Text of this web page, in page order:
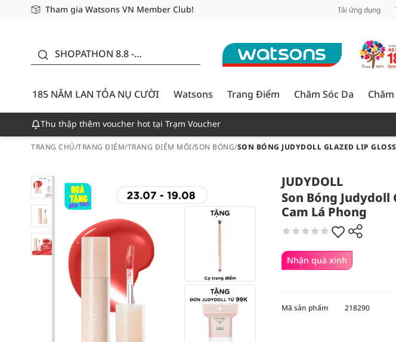
Tham gia Watsons VN Member Club!
Miễn phí giao hàng cho đơn hàng từ 249,000Đ
Giao hàng nhanh 24h - Áp dụng khu vực TP. Hồ Chí Minh Tải ứng dụng
SHOPATHON 8.8 -
CƯỜI - GIẢM ĐẾN
50%
185 NĂM LAN TỎA NỤ CƯỜI
Watsons Trang Điểm Chăm Sóc Da
Thu thập thêm voucher hot tại Trạm Voucher
TRANG CHỦ/TRANG ĐIỂM/TRANG ĐIỂM MÔI/SON BÓNG/SON BÓNG JUDYDOLL GLAZED LIP
JUDYDOLL
Son Bóng Judydoll
Cam Lá Phong
Nhận quà xinh
Mã sản phẩm 218290